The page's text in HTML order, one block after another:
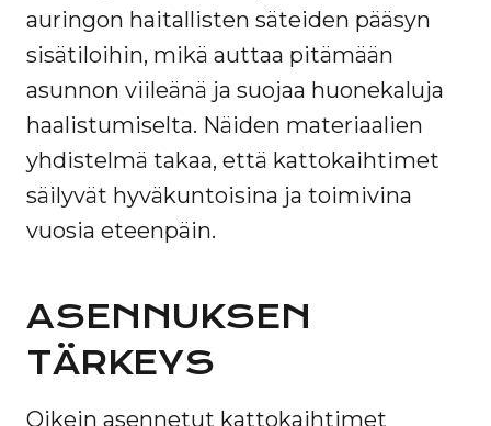
auringon haitallisten säteiden pääsyn
sisätiloihin, mikä auttaa pitämään
asunnon viileänä ja suojaa huonekaluja
haalistumiselta. Näiden materiaalien
yhdistelmä takaa, että kattokaihtimet
säilyvät hyväkuntoisina ja toimivina
vuosia eteenpäin.
ASENNUKSEN
TÄRKEYS
Oikein asennetut kattokaihtimet